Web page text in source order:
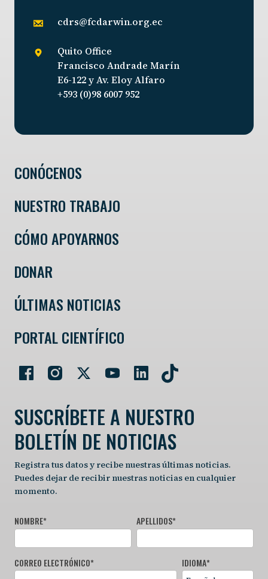
cdrs@fcdarwin.org.ec
Quito Office
Francisco Andrade Marín
E6-122 y Av. Eloy Alfaro
+593 (0)98 6007 952
CONÓCENOS
NUESTRO TRABAJO
CÓMO APOYARNOS
DONAR
ÚLTIMAS NOTICIAS
PORTAL CIENTÍFICO
SUSCRÍBETE A NUESTRO
BOLETÍN DE NOTICIAS
Registra tus datos y recibe nuestras últimas noticias.
Puedes dejar de recibir nuestras noticias en cualquier
momento.
NOMBRE* APELLIDOS*
CORREO ELECTRÓNICO* IDIOMA*